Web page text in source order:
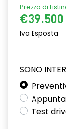
Prezzo di
€39.500
Iva Esposta
SONO
Test